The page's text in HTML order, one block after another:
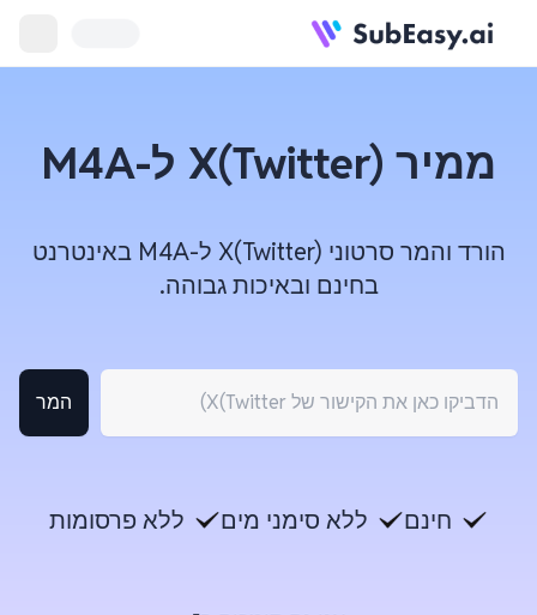
ממיר X(Twitter) ל-M4A
הורד והמר סרטוני X(Twitter) ל-M4A באינטרנט
בחינם ובאיכות גבוהה.
המר
חינם ללא סימני מים ללא פרסומות